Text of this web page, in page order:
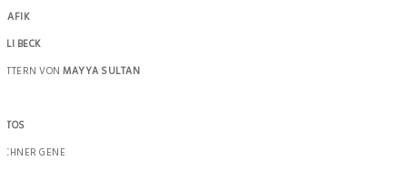
BECK
VON MAYYA SULTAN
GENE